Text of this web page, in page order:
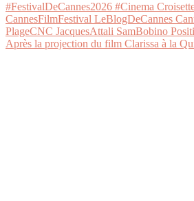
Après la projection du film Clarissa à la